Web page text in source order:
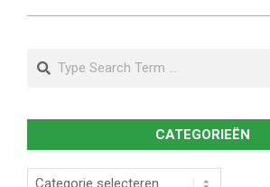
Search
CATEGORIEËN
Categorieën